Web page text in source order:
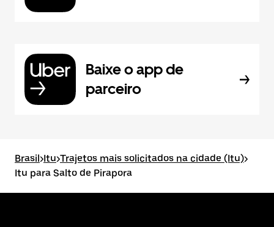
Baixe o app de
parceiro
Brasil>Itu>Trajetos mais solicitados na cidade (Itu)>
Itu para Salto de Pirapora